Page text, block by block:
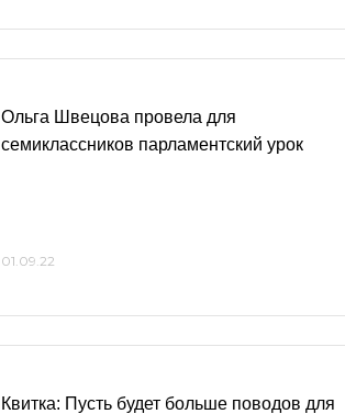
Ольга Швецова провела для
семиклассников парламентский урок
01.09.22
Квитка: Пусть будет больше поводов для